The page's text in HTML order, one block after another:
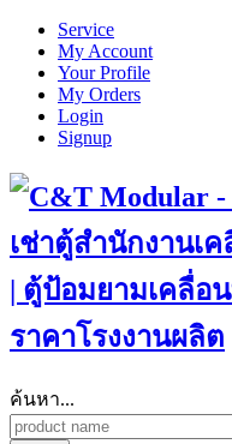
Service
My Account
Your Profile
My Orders
Login
Signup
ค้นหา...